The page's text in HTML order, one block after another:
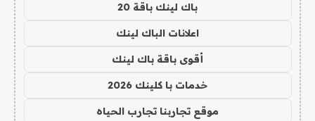
باك لينك باقة 20
اعلانات الباك لينك
أقوى باقة باك لينك
خدمات با كلينك 2026
موقع تجاربنا تجارب الحياه